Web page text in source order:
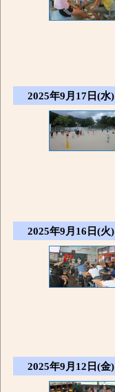
2025年9月17日(水)
2025年9月16日(火)
2025年9月12日(金)